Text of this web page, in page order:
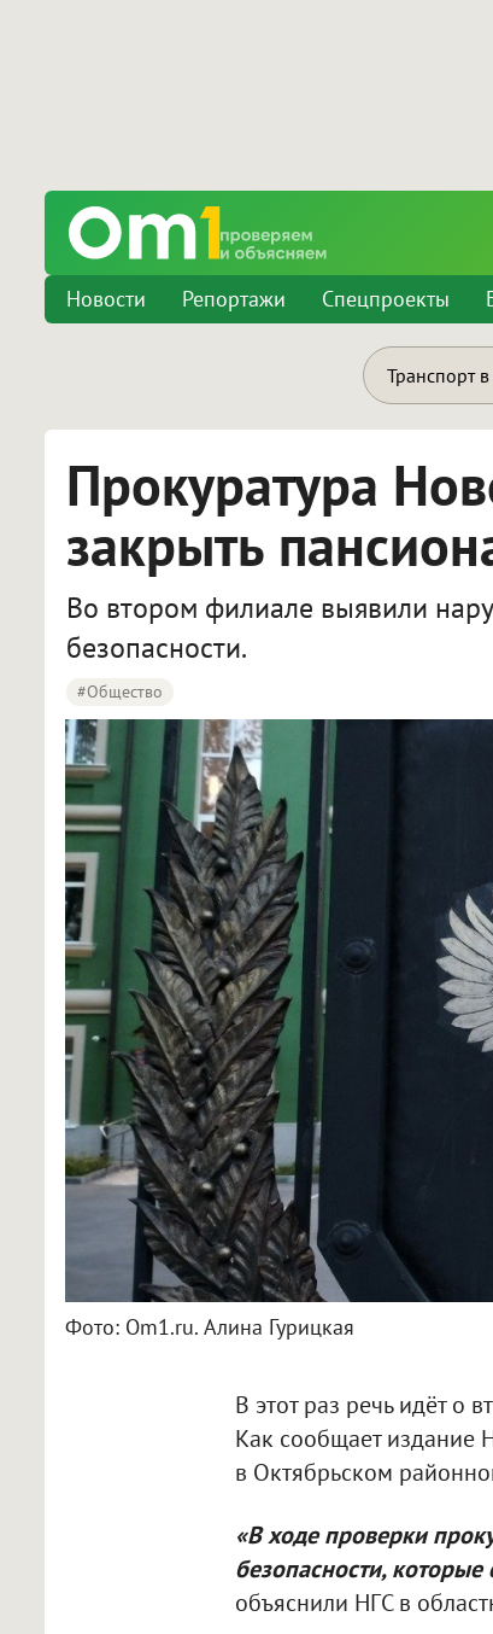
Новости Репортажи Спецпроекты
Транспорт
Прокуратура
закрыть
Во втором филиале выявили
безопасности.
#Общество
Фото: Om1.ru. Алина Гурицкая
В этот раз речь идёт о
Как сообщает издание
в Октябрьском
«В ходе проверки
безопасности,
объяснили НГС в